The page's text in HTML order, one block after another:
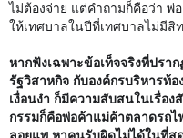
ไม่ต้องจ่าย แต่คำถามก็คือว่า พ่
ให้เทศบาลในปีที่เทศบาลไม่มีสิ
หากฟังเฉพาะข้อเท็จจริงที่ปรา
รัฐวิสาหกิจ กับองค์กรบริหารท้
เงื่อนงำ ก็มีความสับสนในเรื่อ
กรรมก็คือพ่อค้าแม่ค้าตลาดรถไ